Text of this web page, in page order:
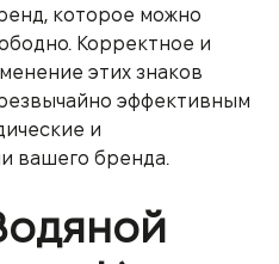
которое можно
Корректное и
этих знаков
эффективным
и
вашего бренда.